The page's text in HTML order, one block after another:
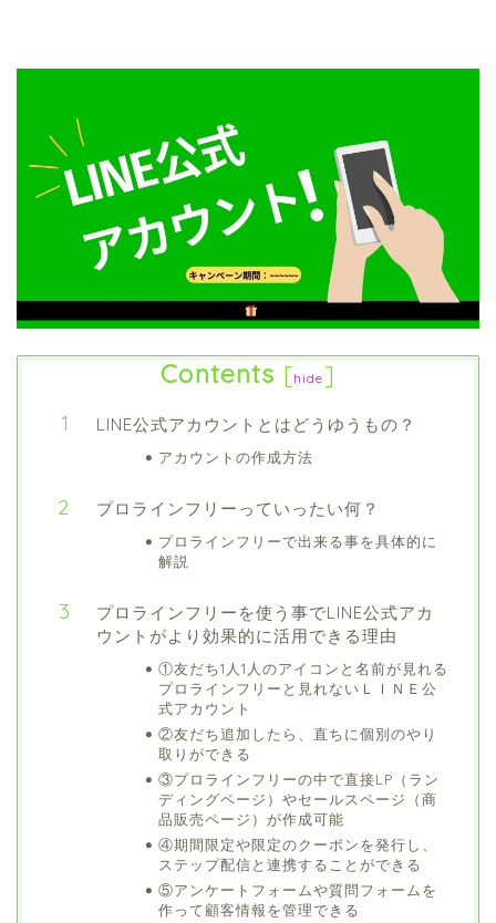
Contents [hide ]
LINE公式アカウントとはどうゆうもの？
アカウントの作成方法
プロラインフリーっていったい何？
プロラインフリーで出来る事を具体的に
解説
プロラインフリーを使う事でLINE公式アカ
ウントがより効果的に活用できる理由
①友だち1人1人のアイコンと名前が見れる
プロラインフリーと見れないＬＩＮＥ公
式アカウント
②友だち追加したら、直ちに個別のやり
取りができる
③プロラインフリーの中で直接LP（ラン
ディングページ）やセールスページ（商
品販売ページ）が作成可能
④期間限定や限定のクーポンを発行し、
ステップ配信と連携することができる
⑤アンケートフォームや質問フォームを
作って顧客情報を管理できる